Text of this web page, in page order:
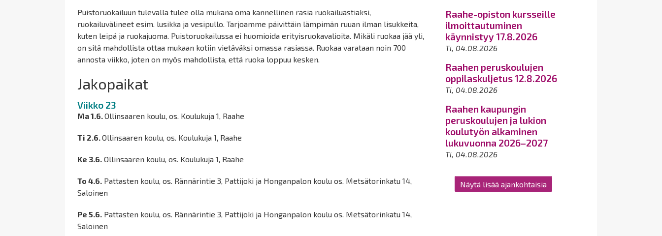
Puistoruokailuun tulevalla tulee olla mukana oma kannellinen rasia ruokailuastiaksi,
ruokailuvälineet esim. lusikka ja vesipullo. Tarjoamme päivittäin lämpimän ruuan ilman lisukkeita,
kuten leipä ja ruokajuoma. Puistoruokailussa ei huomioida erityisruokavalioita. Mikäli ruokaa jää yli,
on sitä mahdollista ottaa mukaan kotiin vietäväksi omassa rasiassa. Ruokaa varataan noin 700
annosta viikko, joten on myös mahdollista, että ruoka loppuu kesken.
Jakopaikat
Viikko 23
Ma 1.6.Ollinsaaren koulu, os. Koulukuja 1, Raahe
Ti 2.6.Ollinsaaren koulu, os. Koulukuja 1, Raahe
Ke 3.6. Ollinsaaren koulu, os. Koulukuja 1, Raahe
To 4.6. Pattasten koulu, os. Rännärintie 3, Pattijoki ja Honganpalon koulu os. Metsätorinkatu 14,
Saloinen
Pe 5.6. Pattasten koulu, os. Rännärintie 3, Pattijoki ja Honganpalon koulu os. Metsätorinkatu 14,
Saloinen
Raahe-opiston kursseille
ilmoittautuminen
käynnistyy 17.8.2026
Ti, 04.08.2026
Raahen peruskoulujen
oppilaskuljetus 12.8.2026
Ti, 04.08.2026
Raahen kaupungin
peruskoulujen ja lukion
koulutyön alkaminen
lukuvuonna 2026–2027
Ti, 04.08.2026
Näytä lisää ajankohtaisia